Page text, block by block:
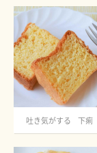
吐き気がする 下痢